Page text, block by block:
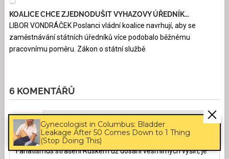
KOALICE CHCE ZJEDNODUŠIT VYHAZOVY ÚŘEDNÍK...
LIBOR VONDRÁČEK Poslanci vládní koalice navrhují, aby se
zaměstnávání státních úředníků více podobalo běžnému
pracovnímu poměru. Zákon o státní službě
6 KOMENTÁŘŮ
Pejsek 9.7.2026 08:29:03 Odpovědět
Fanatismus strašení Ruskem už dosáhl vesmírných výšin, je
Gynecologist in Columbus: Bladder
Leakage After 50 Comes Down to 1 Thing
(Stop Doing This)